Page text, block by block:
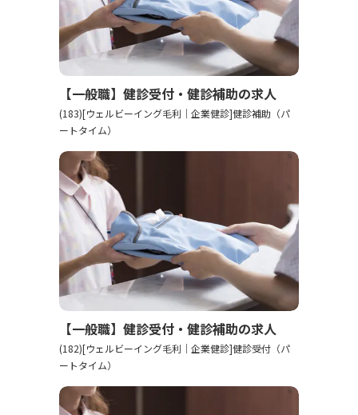
【一般職】健診受付・健診補助の求人
(183)[ウェルビーイング毛利｜企業健診]健診補助（パ
ートタイム）
【一般職】健診受付・健診補助の求人
(182)[ウェルビーイング毛利｜企業健診]健診受付（パ
ートタイム）